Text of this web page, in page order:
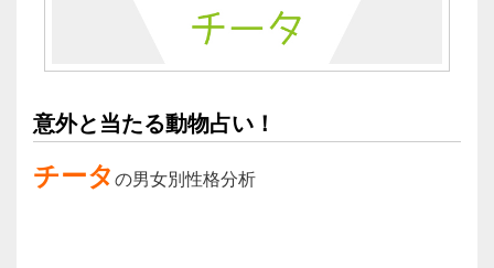
意外と当たる動物占い！
チータの男女別性格分析